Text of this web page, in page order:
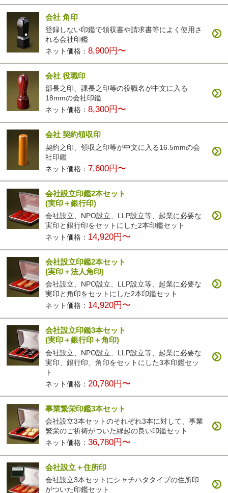
会社 角印
登録しない印鑑で領収書や請求書等によく使用さ
れる会社印鑑
ネット価格：8,900円〜
会社 役職印
部長之印、課長之印等の役職名が中文に入る
18mmの会社印鑑
ネット価格：8,300円〜
会社 契約領収印
契約之印、領収之印等が中文に入る16.5mmの会
社印鑑
ネット価格： 7,600円〜
会社設立印鑑2本セット
(実印＋銀行印)
会社設立、NPO設立、LLP設立等、起業に必要な
実印と銀行印をセットにした2本印鑑セット
ネット価格： 14,920円〜
会社設立印鑑2本セット
(実印＋法人角印)
会社設立、NPO設立、LLP設立等、起業に必要な
実印と角印をセットにした2本印鑑セット
ネット価格： 14,920円〜
会社設立印鑑3本セット
(実印＋銀行印＋角印)
会社設立、NPO設立、LLP設立等、起業に必要な
実印、銀行印、角印をセットにした3本印鑑セッ
ト
ネット価格： 20,780円〜
事業繁栄印鑑3本セット
会社設立3本セットのそれぞれ3本に対して、事業
繁栄のご祈祷がついた縁起の良い印鑑セット
ネット価格：36,780円〜
会社設立＋住所印
会社設立3本セットにシャチハタタイプの住所印
がついた印鑑セット